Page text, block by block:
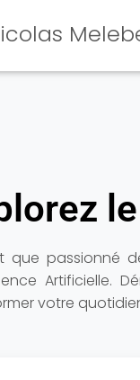
que passionné
Artificielle.
votre